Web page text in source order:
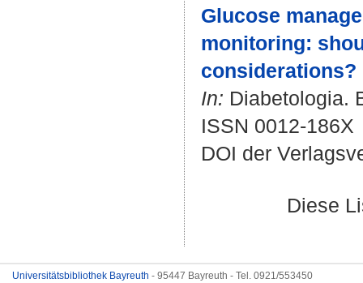
Glucose
monitoring:
considerations?
In: Diabetologia.
ISSN 0012-186X
DOI der
Diese
Universitätsbibliothek Bayreuth - 95447 Bayreuth - Tel. 0921/553450